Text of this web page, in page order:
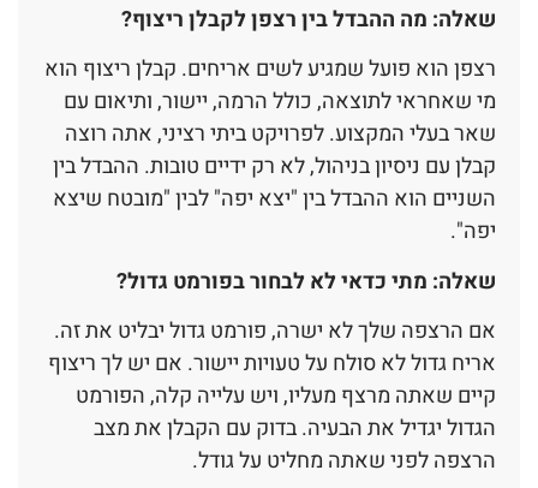
שאלה: מה ההבדל בין רצפן לקבלן ריצוף?
רצפן הוא פועל שמגיע לשים אריחים. קבלן ריצוף הוא
מי שאחראי לתוצאה, כולל הרמה, יישור, ותיאום עם
שאר בעלי המקצוע. לפרויקט ביתי רציני, אתה רוצה
קבלן עם ניסיון בניהול, לא רק ידיים טובות. ההבדל בין
השניים הוא ההבדל בין "יצא יפה" לבין "מובטח שיצא
יפה".
שאלה: מתי כדאי לא לבחור בפורמט גדול?
אם הרצפה שלך לא ישרה, פורמט גדול יבליט את זה.
אריח גדול לא סולח על טעויות יישור. אם יש לך ריצוף
קיים שאתה מרצף מעליו, ויש עלייה קלה, הפורמט
הגדול יגדיל את הבעיה. בדוק עם הקבלן את מצב
הרצפה לפני שאתה מחליט על גודל.